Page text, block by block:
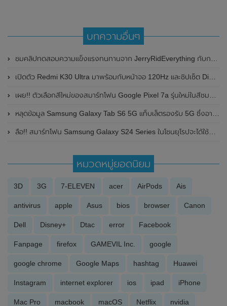
บทความอื่นๆ
ชมคลิปทดสอบความแข็งแรงทนทานจาก JerryRidEverything กับกระจก Ceramic Shield ของ iPhone 12 Pro
เปิดตัว Redmi K30 Ultra มาพร้อมกับหน้าจอ 120Hz และชิปเซ็ต Dimensity 1000+ ในราคาเริ่มต้นไม่ถึงหมื่น
เผย!! ตัวเลือกสีใหม่ของสมาร์ทโฟน Google Pixel 7a รุ่นใหม่ในสีชมพูอมส้ม Coral พร้อมเผยราคาในแคนาดา
หลุดข้อมูล Samsung Galaxy Tab S6 5G แท็บเล็ตรองรับ 5G ซึ่งอาจเป็นรุ่นแรกในโลก
ลือ!! สมาร์ทโฟน Samsung Galaxy S24 Series ในโซนยุโรปจะได้ใช้ชิปเซ็ต Exynos 2400
หมวดหมู่ยอดนิยม
3D 3G 7-ELEVEN acer AirPods Ais
antivirus apple Asus bios browser Canon
Dell Disney+ Dtac error Facebook
Fanpage firefox GAMEVIL Inc. google
google chrome Google Maps hashtag Huawei
Instagram internet explorer ios ipad iPhone
Mac Pro macbook macOS Netflix nvidia